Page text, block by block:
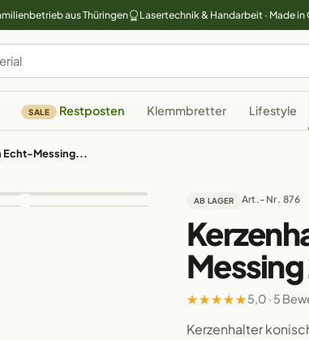
aus Thüringen Lasertechnik & Handarbeit · Made in
SALE Restposten Klemmbretter Lifestyle
Echt-Messing...
AB LAGER Art.-Nr. 876
★★★★★5,0 · 5
Kerzenhalter